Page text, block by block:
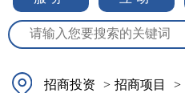
招商投资 > 招商项目 >